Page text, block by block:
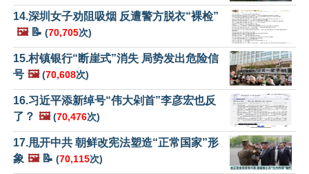
14.深圳女子劝阻吸烟 反遭警方脱衣“裸检”
🖼️📝 (70,705次)
15.村镇银行“断崖式”消失 局势发出危险信
号 🖼️ (70,608次)
16.习近平添新绰号“伟大剁首”李彦宏也反
了？ 🖼️ (70,476次)
17.甩开中共 朝鲜改宪法塑造“正常国家”形
象 🖼️📝 (70,115次)